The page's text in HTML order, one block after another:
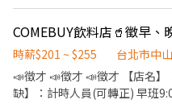
現作提供美味可口的日本國民
餐環境、熱情用心的服務態度
受用餐的樂趣。
平日給班1-2天/周，以便安排訓練課程。 【培訓規
個階段的學習訓練，來創造顧
訓練(教室課程/實作課程訓練)
【福利】 我們會依公司的經營
COMEBUY飲料店🥤徵早、
時薪$201 ~ $255
台北市中
📣徵才 📣徵才 📣徵才 【店名】：COMEBUY(大直北安店) 【職
缺】：計時人員(可轉正) 早班9:00～16:00、10:00～18:00 晚班